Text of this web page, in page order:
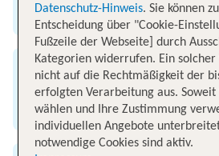
Flughafen München
Ankunft
Flughafen Alicante
Datenschutz-Hinweis. Sie können
Entscheidung über "Cookie-
Fußzeile der Webseite] durch
Kategorien widerrufen. Ein
nicht auf die Rechtmäßigkeit der
erfolgten Verarbeitung aus. Soweit
wählen und Ihre Zustimmung
individuellen Angebote
notwendige Cookies sind aktiv.